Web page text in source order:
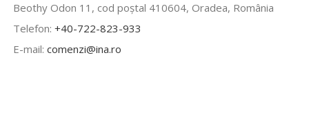
Beothy Odon 11, cod poștal 410604, Oradea, România
Telefon: +40-722-823-933
E-mail: comenzi@ina.ro